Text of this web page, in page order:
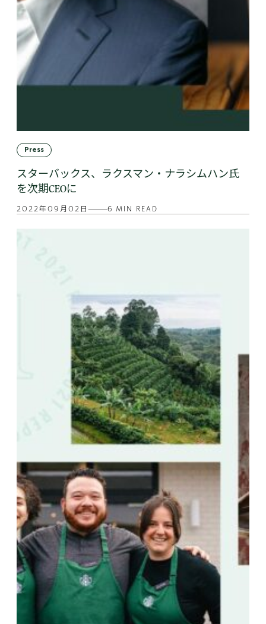
Press
スターバックス、ラクスマン・ナラシムハン氏
を次期CEOに
2022年09月02日 6 MIN READ